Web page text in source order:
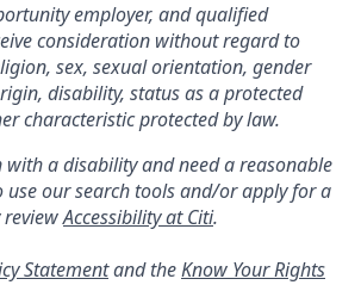
employer, and qualified
consideration without regard to
sex, sexual orientation, gender
disability, status as a protected
characteristic protected by law.
with a disability and need a reasonable
our search tools and/or apply for a
reviewAccessibility at Citi.
Statementand theKnow Your Rights